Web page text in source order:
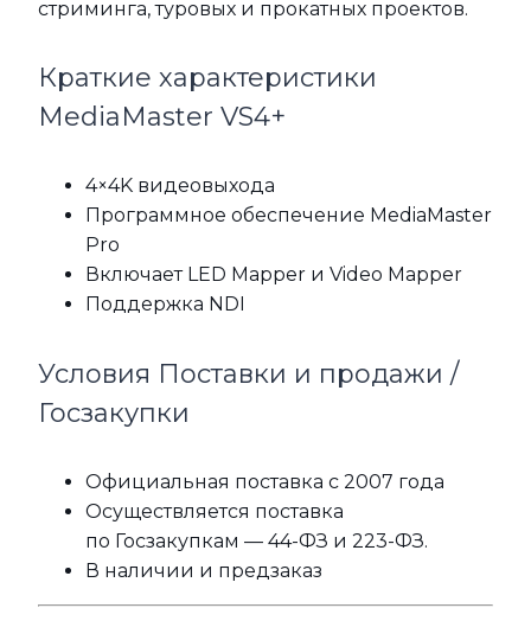
стриминга, туровых и прокатных проектов.
Краткие характеристики
MediaMaster VS4+
4×4K видеовыхода
Программное обеспечение MediaMaster
Pro
Включает LED Mapper и Video Mapper
Поддержка NDI
Условия Поставки и продажи /
Госзакупки
Официальная поставка с 2007 года
Осуществляется поставка
по Госзакупкам — 44-ФЗ и 223-ФЗ.
В наличии и предзаказ